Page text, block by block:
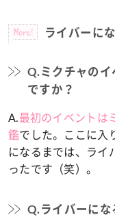
More! ライバーに
Q.ミクチャの
ですか？
A.最初のイベントは
鑑でした。ここに入
になるまでは、ライ
ったです（笑）。
Q.ライバーに